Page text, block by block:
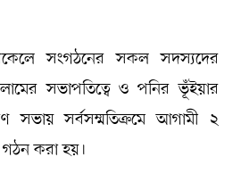
সংগঠনের সকল সদস্যদের
সভাপতিত্বে ও পনির ভূঁইয়ার
সভায় সর্বসম্মতিক্রমে আগামী ২
করা হয়।